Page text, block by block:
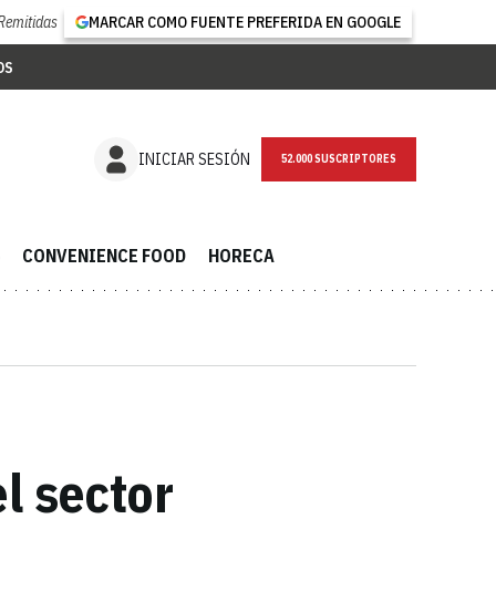
MARCAR COMO FUENTE PREFERIDA EN GOOGLE
INICIAR SESIÓN NEWSLETTER
CONVENIENCE FOOD HORECA
sector